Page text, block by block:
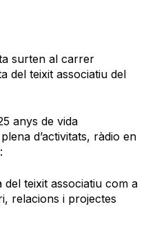
surten al carrer
del teixit associatiu del
anys de vida
d’activitats, ràdio en
teixit associatiu com a
relacions i projectes